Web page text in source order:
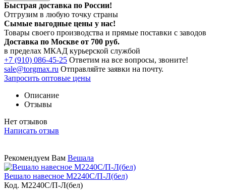
Быстрая доставка по России!
Отгрузим в любую точку страны
Сымые выгодные цены у нас!
Товары своего производства и прямые поставки с заводов
Доставка по Москве от 700 руб.
в пределах МКАД курьерской службой
+7 (910) 086-45-25 Ответим на все вопросы, звоните!
sale@torgmax.ru Отправляйте заявки на почту.
Запросить оптовые цены
Описание
Отзывы
Нет отзывов
Написать отзыв
Рекомендуем Вам Вешала
Вешало навесное M2240C/П-Л(бел)
Код. M2240C/П-Л(бел)